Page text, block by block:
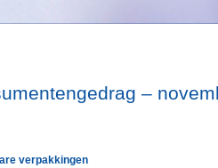
–
verpakkingen